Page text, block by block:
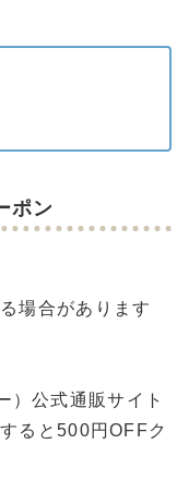
ポン
場合があります
公式通販サイト
ると500円OFFク